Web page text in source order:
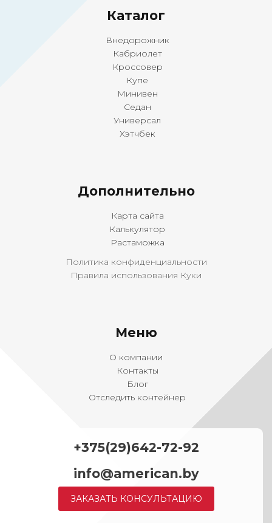
Каталог
Внедорожник
Кабриолет
Кроссовер
Купе
Минивен
Седан
Универсал
Хэтчбек
Дополнительно
Карта сайта
Калькулятор
Растаможка
Политика конфиденциальности
Правила использования Куки
Меню
О компании
Контакты
Блог
Отследить контейнер
+375(29)642-72-92
info@american.by
ЗАКАЗАТЬ КОНСУЛЬТАЦИЮ